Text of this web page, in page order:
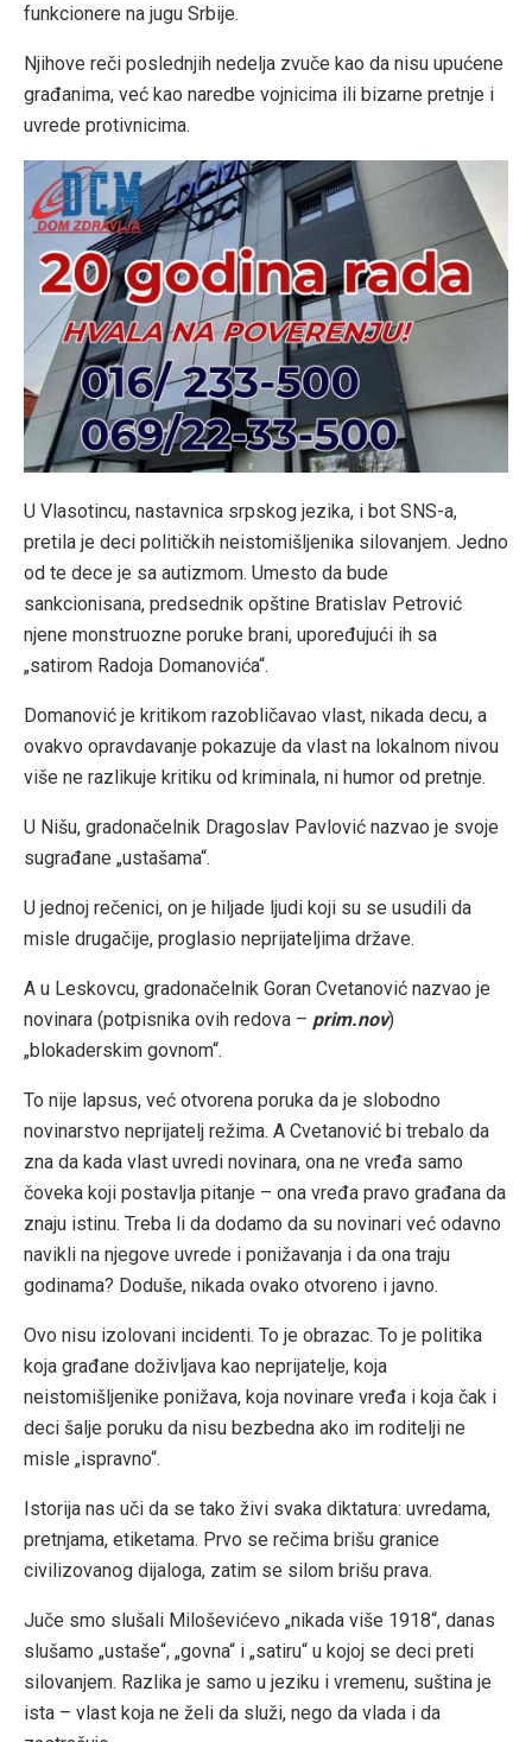
funkcionere na jugu Srbije.
Njihove reči poslednjih nedelja zvuče kao da nisu upućene
građanima, već kao naredbe vojnicima ili bizarne pretnje i
uvrede protivnicima.
U Vlasotincu, nastavnica srpskog jezika, i bot SNS-a,
pretila je deci političkih neistomišljenika silovanjem. Jedno
od te dece je sa autizmom. Umesto da bude
sankcionisana, predsednik opštine Bratislav Petrović
njene monstruozne poruke brani, upoređujući ih sa
„satirom Radoja Domanovića“.
Domanović je kritikom razobličavao vlast, nikada decu, a
ovakvo opravdavanje pokazuje da vlast na lokalnom nivou
više ne razlikuje kritiku od kriminala, ni humor od pretnje.
U Nišu, gradonačelnik Dragoslav Pavlović nazvao je svoje
sugrađane „ustašama“.
U jednoj rečenici, on je hiljade ljudi koji su se usudili da
misle drugačije, proglasio neprijateljima države.
A u Leskovcu, gradonačelnik Goran Cvetanović nazvao je
novinara (potpisnika ovih redova – prim.nov)
„blokaderskim govnom“.
To nije lapsus, već otvorena poruka da je slobodno
novinarstvo neprijatelj režima. A Cvetanović bi trebalo da
zna da kada vlast uvredi novinara, ona ne vređa samo
čoveka koji postavlja pitanje – ona vređa pravo građana da
znaju istinu. Treba li da dodamo da su novinari već odavno
navikli na njegove uvrede i ponižavanja i da ona traju
godinama? Doduše, nikada ovako otvoreno i javno.
Ovo nisu izolovani incidenti. To je obrazac. To je politika
koja građane doživljava kao neprijatelje, koja
neistomišljenike ponižava, koja novinare vređa i koja čak i
deci šalje poruku da nisu bezbedna ako im roditelji ne
misle „ispravno“.
Istorija nas uči da se tako živi svaka diktatura: uvredama,
pretnjama, etiketama. Prvo se rečima brišu granice
civilizovanog dijaloga, zatim se silom brišu prava.
Juče smo slušali Miloševićevo „nikada više 1918“, danas
slušamo „ustaše“, „govna“ i „satiru“ u kojoj se deci preti
silovanjem. Razlika je samo u jeziku i vremenu, suština je
ista – vlast koja ne želi da služi, nego da vlada i da